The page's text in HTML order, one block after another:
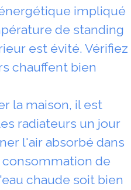
impliqué
de standing
est évité. Vérifiez
chauffent bien
la maison, il est
radiateurs un jour
l'air absorbé dans
de
chaude soit bien